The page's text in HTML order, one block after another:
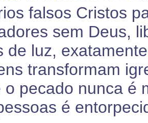
falsos Cristos
sem Deus,
de luz,
transformam
o pecado nunca é
é